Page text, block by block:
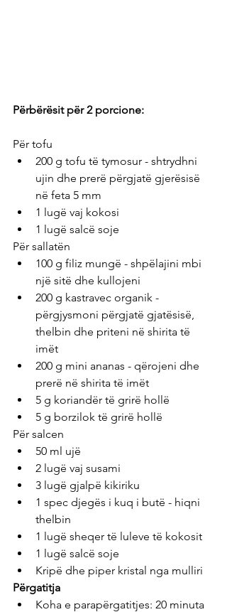
Përbërësit për 2 porcione:
Për tofu
200 g tofu të tymosur - shtrydhni
ujin dhe prerë përgjatë gjerësisë
në feta 5 mm
1 lugë vaj kokosi
1 lugë salcë soje
Për sallatën
100 g filiz mungë - shpëlajini mbi
një sitë dhe kullojeni
200 g kastravec organik -
përgjysmoni përgjatë gjatësisë,
thelbin dhe priteni në shirita të
imët
200 g mini ananas - qërojeni dhe
prerë në shirita të imët
5 g koriandër të grirë hollë
5 g borzilok të grirë hollë
Për salcen
50 ml ujë
2 lugë vaj susami
3 lugë gjalpë kikiriku
1 spec djegës i kuq i butë - hiqni
thelbin
1 lugë sheqer të luleve të kokosit
1 lugë salcë soje
Kripë dhe piper kristal nga mulliri
Përgatitja
Koha e parapërgatitjes: 20 minuta